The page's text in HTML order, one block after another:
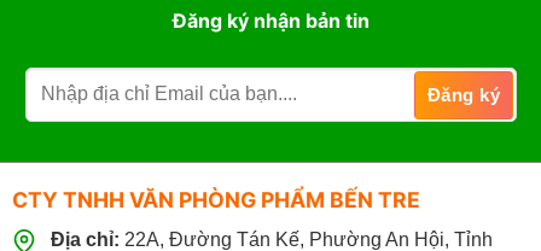
Đăng ký nhận bản tin
CTY TNHH VĂN PHÒNG PHẨM BẾN TRE
Địa chỉ: 22A, Đường Tán Kế, Phường An Hội, Tỉnh